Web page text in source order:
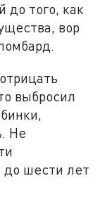
до того, как
вор
выбросил
Не
до шести лет